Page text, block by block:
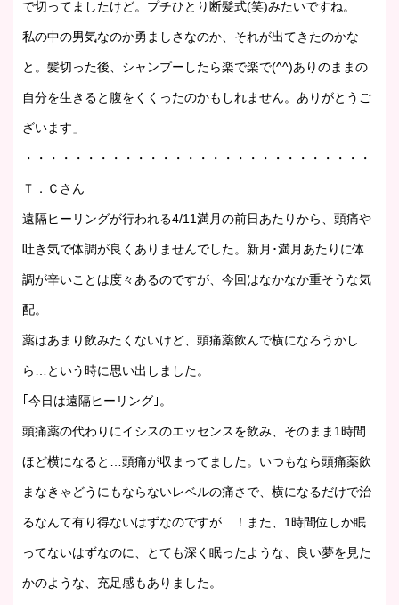
で切ってましたけど。プチひとり断髪式(笑)みたいですね。
私の中の男気なのか勇ましさなのか、それが出てきたのかな
と。髪切った後、シャンプーしたら楽で楽で(^^)ありのままの
自分を生きると腹をくくったのかもしれません。ありがとうご
ざいます 」
・・・・・・・・・・・・・・・・・・・・・・・・・・・・・
Ｔ．Ｃさん
遠隔ヒーリングが行われる4/11満月の前日あたりから、頭痛や
吐き気で体調が良くありませんでした。新月･満月あたりに体
調が辛いことは度々あるのですが、今回はなかなか重そうな気
配。
薬はあまり飲みたくないけど、頭痛薬飲んで横になろうかし
ら…という時に思い出しました。
｢今日は遠隔ヒーリング｣。
頭痛薬の代わりにイシスのエッセンスを飲み、そのまま1時間
ほど横になると…頭痛が収まってました。いつもなら頭痛薬飲
まなきゃどうにもならないレベルの痛さで、横になるだけで治
るなんて有り得ないはずなのですが…！また、1時間位しか眠
ってないはずなのに、とても深く眠ったような、良い夢を見た
かのような、充足感もありました。